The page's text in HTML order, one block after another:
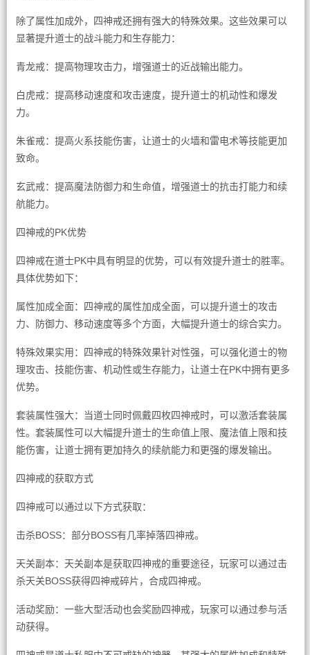
除了属性加成外，四神戒还拥有强大的特殊效果。这些效果可以
显著提升道士的战斗能力和生存能力：
青龙戒：提高物理攻击力，增强道士的近战输出能力。
白虎戒：提高移动速度和攻击速度，提升道士的机动性和爆发
力。
朱雀戒：提高火系技能伤害，让道士的火墙和雷电术等技能更加
致命。
玄武戒：提高魔法防御力和生命值，增强道士的抗击打能力和续
航能力。
四神戒的PK优势
四神戒在道士PK中具有明显的优势，可以有效提升道士的胜率。
具体优势如下：
属性加成全面：四神戒的属性加成全面，可以提升道士的攻击
力、防御力、移动速度等多个方面，大幅提升道士的综合实力。
特殊效果实用：四神戒的特殊效果针对性强，可以强化道士的物
理攻击、技能伤害、机动性或生存能力，让道士在PK中拥有更多
优势。
套装属性强大：当道士同时佩戴四枚四神戒时，可以激活套装属
性。套装属性可以大幅提升道士的生命值上限、魔法值上限和技
能伤害，让道士拥有更加持久的续航能力和更强的爆发输出。
四神戒的获取方式
四神戒可以通过以下方式获取：
击杀BOSS：部分BOSS有几率掉落四神戒。
天关副本：天关副本是获取四神戒的重要途径，玩家可以通过击
杀天关BOSS获得四神戒碎片，合成四神戒。
活动奖励：一些大型活动也会奖励四神戒，玩家可以通过参与活
动获得。